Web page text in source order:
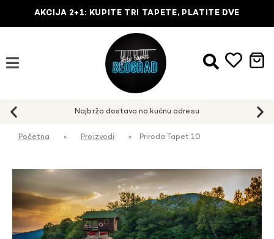
AKCIJA 2+1: KUPITE TRI TAPETE, PLATITE DVE
Najbrža dostava na kućnu adresu
Početna » Proizvodi » Priroda Tapet 10